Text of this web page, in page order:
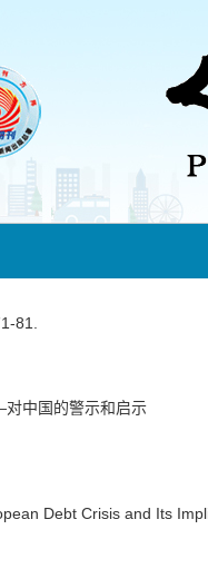
81.
中国的警示和启示
Debt Crisis and Its